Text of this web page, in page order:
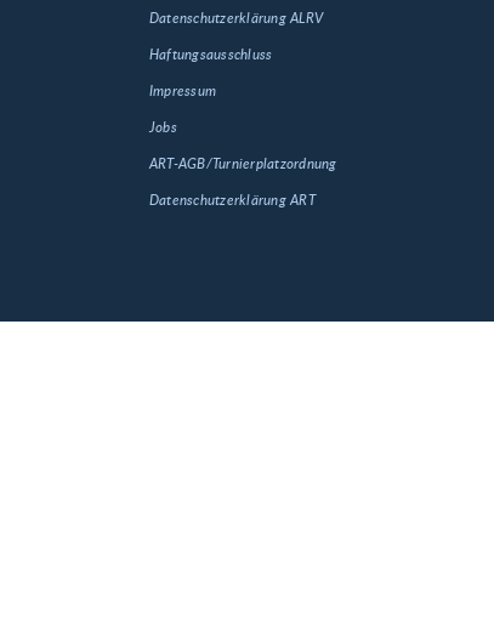
Datenschutzerklärung ALRV
Haftungsausschluss
Impressum
Jobs
ART-AGB/Turnierplatzordnung
Datenschutzerklärung ART